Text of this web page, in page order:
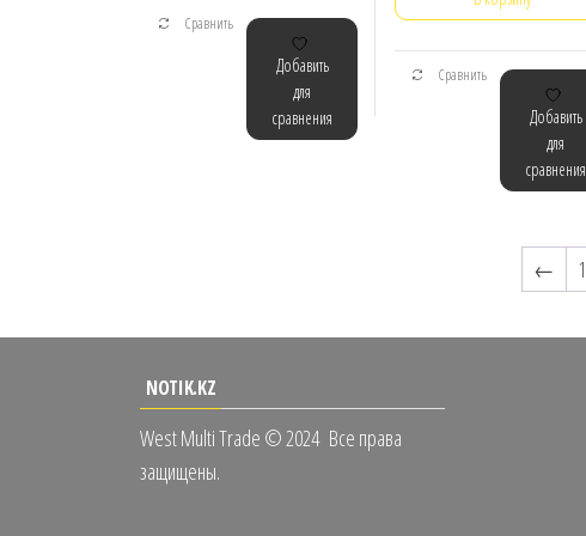
Сравнить
Добавить
для
сравнения
Сравнить
Добавить
для
сравнения
← 1
NOTIK.KZ
West Multi Trade © 2024 Все права
защищены.